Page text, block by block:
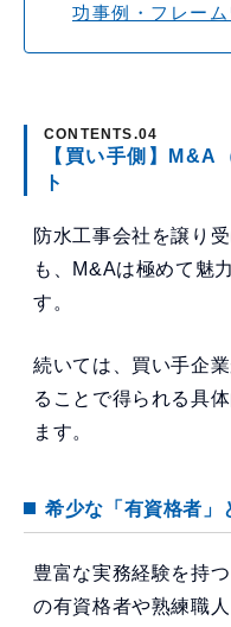
功事例・フレー
【買い手側】M&A
ト
防水工事会社を譲り
も、M&Aは極めて魅
す。
続いては、買い手企
ることで得られる具
ます。
希少な「有資格者」
豊富な実務経験を持
の有資格者や熟練職